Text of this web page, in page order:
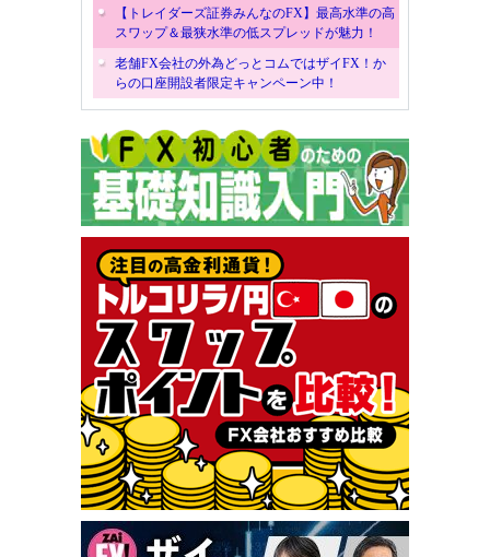
【トレイダーズ証券みんなのFX】最高水準の高
スワップ＆最狭水準の低スプレッドが魅力！
老舗FX会社の外為どっとコムではザイFX！か
らの口座開設者限定キャンペーン中！